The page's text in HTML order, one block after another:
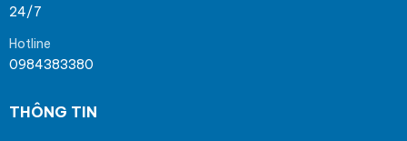
24/7
Hotline
0984383380
THÔNG TIN